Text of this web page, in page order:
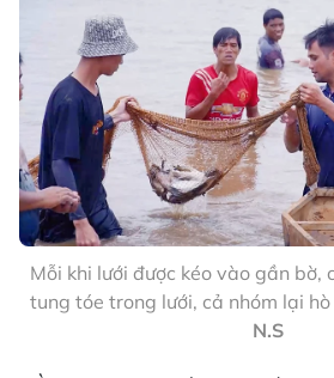
Mỗi khi lưới được kéo vào gần bờ,
tung tóe trong lưới, cả nhóm lại
N.S